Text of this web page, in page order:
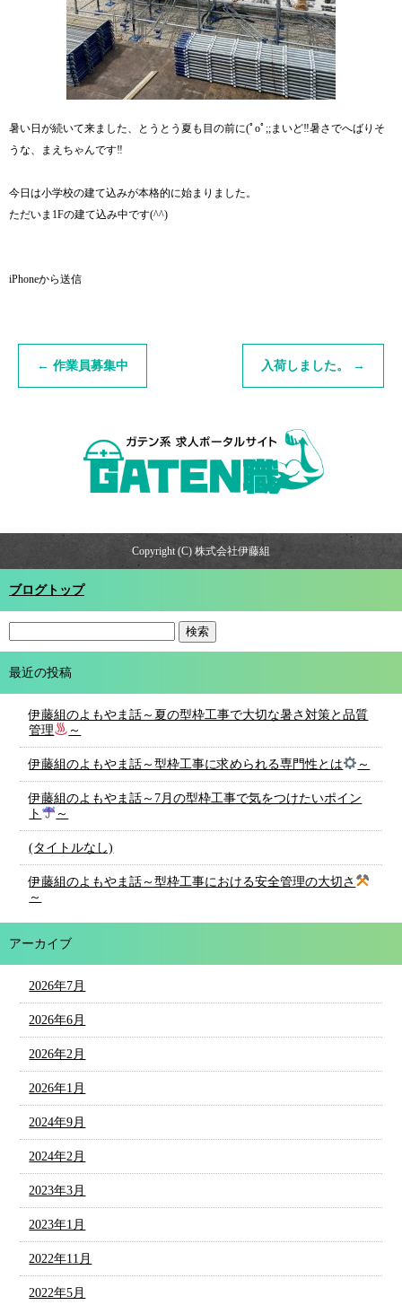
暑い日が続いて来ました、とうとう夏も目の前に(ﾟoﾟ;;まいど‼︎暑さでへばりそ
うな、まえちゃんです‼︎
今日は小学校の建て込みが本格的に始まりました。
ただいま1Fの建て込み中です(^^)
iPhoneから送信
← 作業員募集中 入荷しました。 →
Copyright (C) 株式会社伊藤組
ブログトップ
最近の投稿
伊藤組のよもやま話～夏の型枠工事で大切な暑さ対策と品質
管理
～
伊藤組のよもやま話～型枠工事に求められる専門性とは ～
伊藤組のよもやま話～7月の型枠工事で気をつけたいポイン
ト
～
(タイトルなし)
伊藤組のよもやま話～型枠工事における安全管理の大切さ
～
アーカイブ
2026年7月
2026年6月
2026年2月
2026年1月
2024年9月
2024年2月
2023年3月
2023年1月
2022年11月
2022年5月